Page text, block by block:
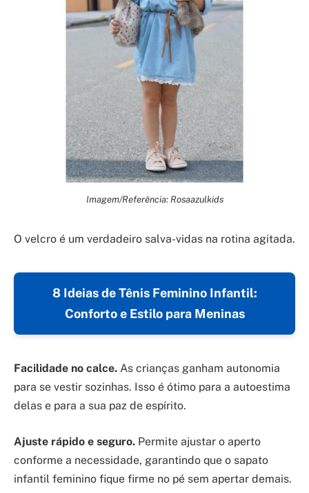
Imagem/Referência: Rosaazulkids
O velcro é um verdadeiro salva-vidas na rotina agitada.
8 Ideias de Tênis Feminino Infantil:
Conforto e Estilo para Meninas
Facilidade no calce. As crianças ganham autonomia
para se vestir sozinhas. Isso é ótimo para a autoestima
delas e para a sua paz de espírito.
Ajuste rápido e seguro. Permite ajustar o aperto
conforme a necessidade, garantindo que o sapato
infantil feminino fique firme no pé sem apertar demais.